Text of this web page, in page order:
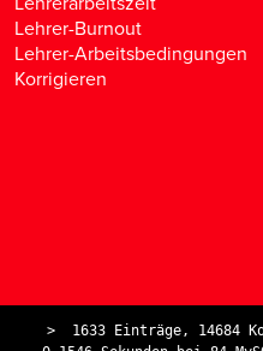
Lehrer-Burnout
Lehrer-Arbeitsbedingungen
Korrigieren
>
1633 Einträge, 14684